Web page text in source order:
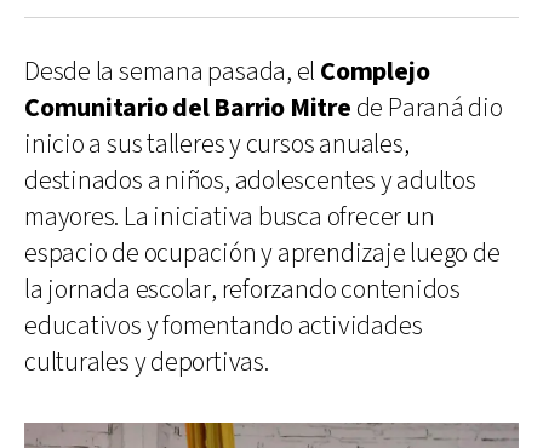
Desde la semana pasada, el Complejo
Comunitario del Barrio Mitre de Paraná dio
inicio a sus talleres y cursos anuales,
destinados a niños, adolescentes y adultos
mayores. La iniciativa busca ofrecer un
espacio de ocupación y aprendizaje luego de
la jornada escolar, reforzando contenidos
educativos y fomentando actividades
culturales y deportivas.